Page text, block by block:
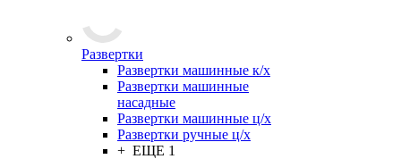
Развертки
Развертки машинные к/х
Развертки машинные
насадные
Развертки машинные ц/х
Развертки ручные ц/х
+ ЕЩЕ 1